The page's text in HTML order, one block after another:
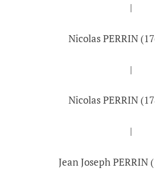
|
Nicolas PERRIN
|
Nicolas PERRIN
|
Jean Joseph PERRIN